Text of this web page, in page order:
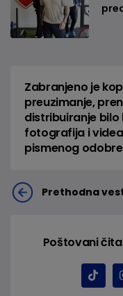
Zabranjeno je
preuzimanje,
distribuiranje bilo
fotografija i
pismenog
Prethodna
Poštovani